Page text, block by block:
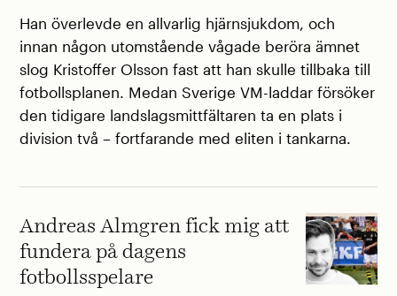
Han överlevde en allvarlig hjärnsjukdom, och
innan någon utomstående vågade beröra ämnet
slog Kristoffer Olsson fast att han skulle tillbaka till
fotbollsplanen. Medan Sverige VM-laddar försöker
den tidigare landslagsmittfältaren ta en plats i
division två – fortfarande med eliten i tankarna.
Andreas Almgren fick mig att
fundera på dagens
fotbollsspelare